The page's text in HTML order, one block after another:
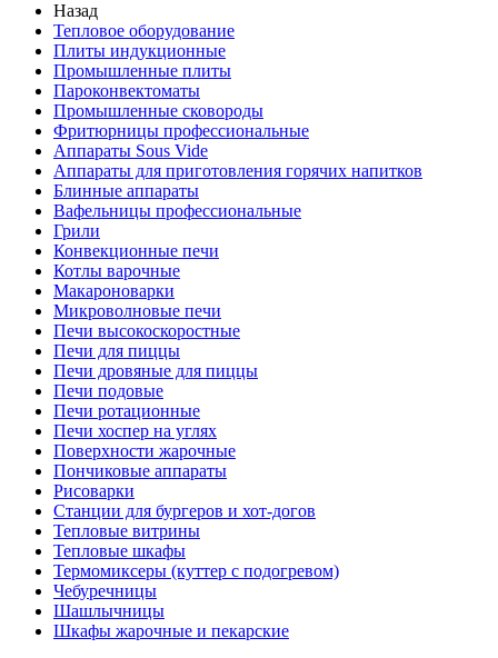
Назад
Тепловое оборудование
Плиты индукционные
Промышленные плиты
Пароконвектоматы
Промышленные сковороды
Фритюрницы профессиональные
Аппараты Sous Vide
Аппараты для приготовления горячих напитков
Блинные аппараты
Вафельницы профессиональные
Грили
Конвекционные печи
Котлы варочные
Макароноварки
Микроволновые печи
Печи высокоскоростные
Печи для пиццы
Печи дровяные для пиццы
Печи подовые
Печи ротационные
Печи хоспер на углях
Поверхности жарочные
Пончиковые аппараты
Рисоварки
Станции для бургеров и хот-догов
Тепловые витрины
Тепловые шкафы
Термомиксеры (куттер с подогревом)
Чебуречницы
Шашлычницы
Шкафы жарочные и пекарские